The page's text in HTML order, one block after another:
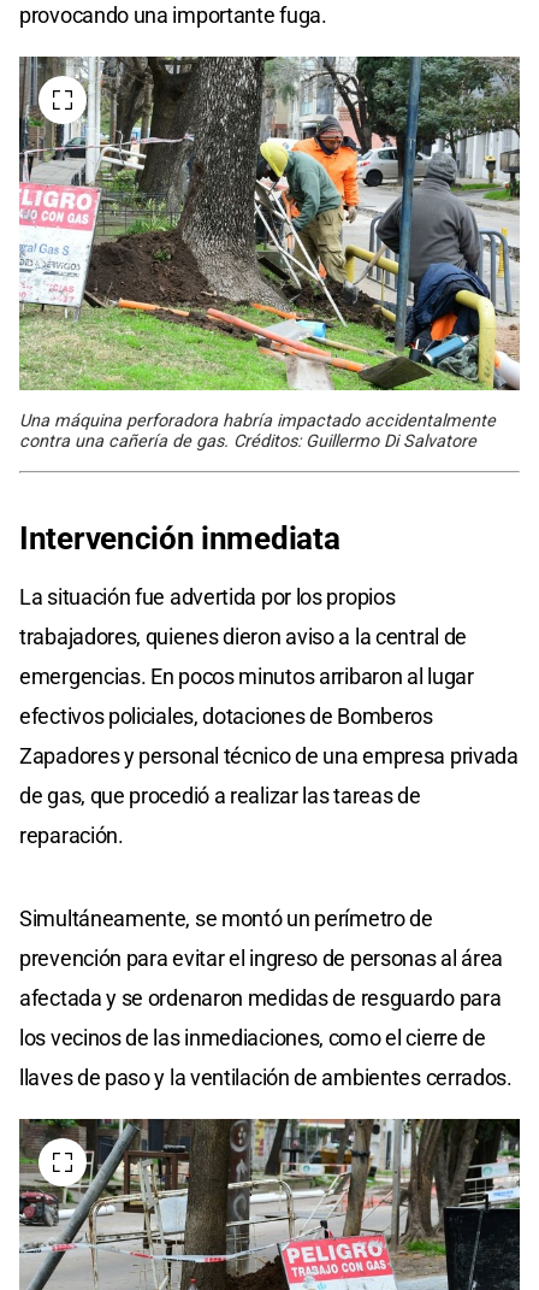
provocando una importante fuga.
Una máquina perforadora habría impactado accidentalmente
contra una cañería de gas. Créditos: Guillermo Di Salvatore
Intervención inmediata
La situación fue advertida por los propios
trabajadores, quienes dieron aviso a la central de
emergencias. En pocos minutos arribaron al lugar
efectivos policiales, dotaciones de Bomberos
Zapadores y personal técnico de una empresa privada
de gas, que procedió a realizar las tareas de
reparación.
Simultáneamente, se montó un perímetro de
prevención para evitar el ingreso de personas al área
afectada y se ordenaron medidas de resguardo para
los vecinos de las inmediaciones, como el cierre de
llaves de paso y la ventilación de ambientes cerrados.